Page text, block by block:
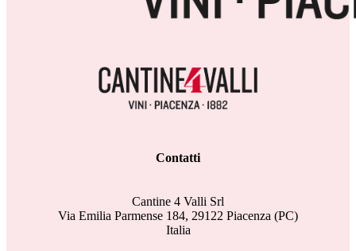
Contatti
Cantine 4 Valli Srl
Via Emilia Parmense 184, 29122 Piacenza (PC)
Italia